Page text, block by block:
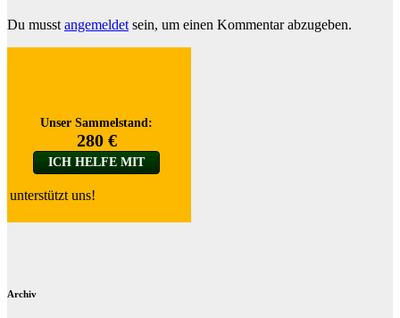
Du musst angemeldet sein, um einen Kommentar abzugeben.
unterstützt uns!
Archiv